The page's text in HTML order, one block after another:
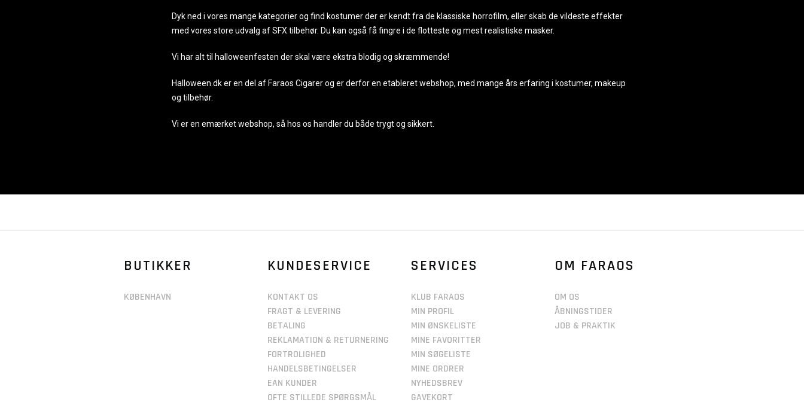
Dyk ned i vores mange kategorier og find kostumer der er kendt fra de klassiske horrofilm, eller skab de vildeste effekter
med vores store udvalg af SFX tilbehør. Du kan også få fingre i de flotteste og mest realistiske masker.
Vi har alt til halloweenfesten der skal være ekstra blodig og skræmmende!
Halloween.dk er en del af Faraos Cigarer og er derfor en etableret webshop, med mange års erfaring i kostumer, makeup
og tilbehør.
Vi er en emærket webshop, så hos os handler du både trygt og sikkert.
BUTIKKER
KØBENHAVN
KUNDESERVICE
KONTAKT OS
FRAGT & LEVERING
BETALING
REKLAMATION & RETURNERING
FORTROLIGHED
HANDELSBETINGELSER
EAN KUNDER
OFTE STILLEDE SPØRGSMÅL
SERVICES
KLUB FARAOS
MIN PROFIL
MIN ØNSKELISTE
MINE FAVORITTER
MIN SØGELISTE
MINE ORDRER
NYHEDSBREV
GAVEKORT
OM FARAOS
OM OS
ÅBNINGSTIDER
JOB & PRAKTIK